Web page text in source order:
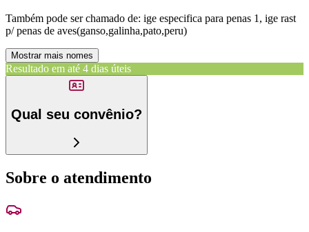
Também pode ser chamado de: ige especifica para penas 1, ige rast
p/ penas de aves(ganso,galinha,pato,peru)
Mostrar mais nomes
Resultado em até 4 dias úteis
Qual seu convênio?
Sobre o atendimento